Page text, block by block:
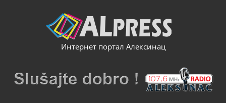
Интернет портал Алексинац